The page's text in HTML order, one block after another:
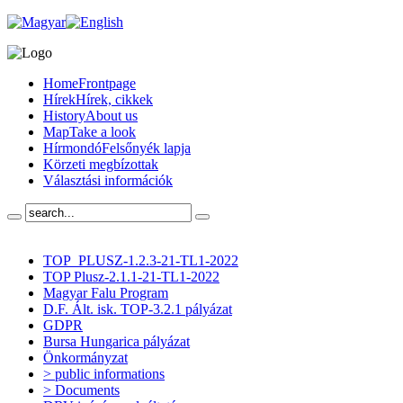
HomeFrontpage
HírekHírek, cikkek
HistoryAbout us
MapTake a look
HírmondóFelsőnyék lapja
Körzeti megbízottak
Választási információk
TOP_PLUSZ-1.2.3-21-TL1-2022
TOP Plusz-2.1.1-21-TL1-2022
Magyar Falu Program
D.F. Ált. isk. TOP-3.2.1 pályázat
GDPR
Bursa Hungarica pályázat
Önkormányzat
> public informations
> Documents